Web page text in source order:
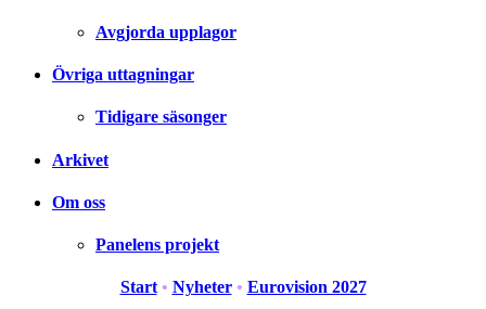
Avgjorda upplagor
Övriga uttagningar
Tidigare säsonger
Arkivet
Om oss
Panelens projekt
Start • Nyheter • Eurovision 2027